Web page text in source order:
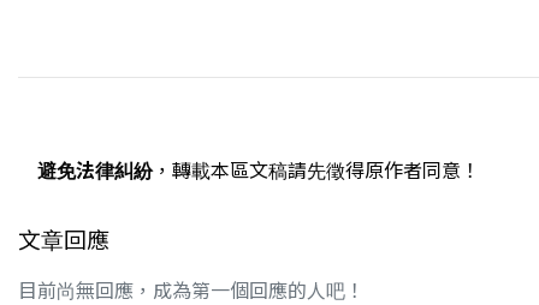
避免法律糾紛，轉載本區文稿請先徵得原作者同意！
文章回應
目前尚無回應，成為第一個回應的人吧！